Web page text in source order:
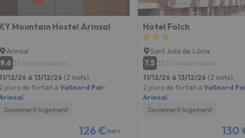
KY Mountain Hostel Arinsal
Arinsal
9.6 53 commentaires
11/12/26 à 13/12/26 (2 nuits)
2 jours de forfait à Vallnord Pal-
Seulement logement
126 €/pers.
Hotel Folch
Sant Julià de Lòria
7.5 532 commentaires
11/12/26 à 13/12/26 (2 nuits)
2 jours de forfait à Vallnord
Arinsal
Seulement logement
130